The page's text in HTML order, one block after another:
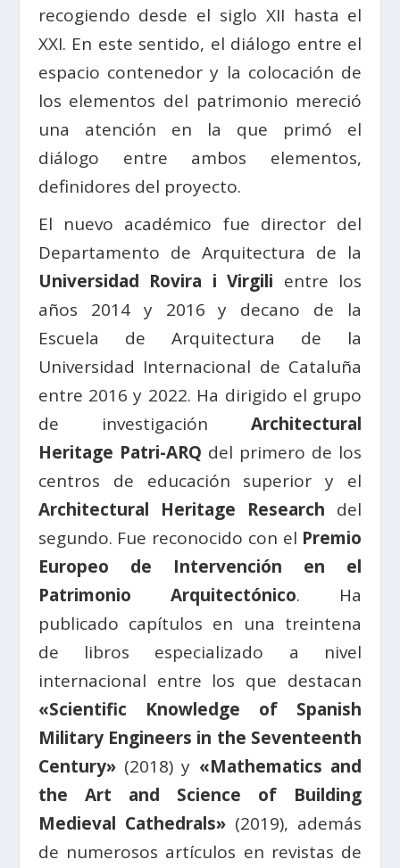
recogiendo desde el siglo XII hasta el
XXI. En este sentido, el diálogo entre el
espacio contenedor y la colocación de
los elementos del patrimonio mereció
una atención en la que primó el
diálogo entre ambos elementos,
definidores del proyecto.
El nuevo académico fue director del
Departamento de Arquitectura de la
Universidad Rovira i Virgili entre los
años 2014 y 2016 y decano de la
Escuela de Arquitectura de la
Universidad Internacional de Cataluña
entre 2016 y 2022. Ha dirigido el grupo
de investigaciónArchitectural
Heritage Patri-ARQ del primero de los
centros de educación superior y el
Architectural Heritage Research del
segundo. Fue reconocido con el Premio
Europeo de Intervención en el
Patrimonio Arquitectónico. Ha
publicado capítulos en una treintena
de libros especializado a nivel
internacional entre los que destacan
«Scientific Knowledge of Spanish
Military Engineers in the Seventeenth
Century»(2018) y «Mathematics and
the Art and Science of Building
Medieval Cathedrals»(2019), además
de numerosos artículos en revistas de